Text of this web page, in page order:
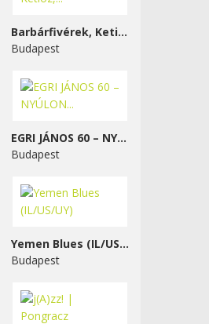
Barbárfivérek, Ketioz,...
Budapest
EGRI JÁNOS 60 – NYÚLON...
Budapest
Yemen Blues (IL/US/UY)
Budapest